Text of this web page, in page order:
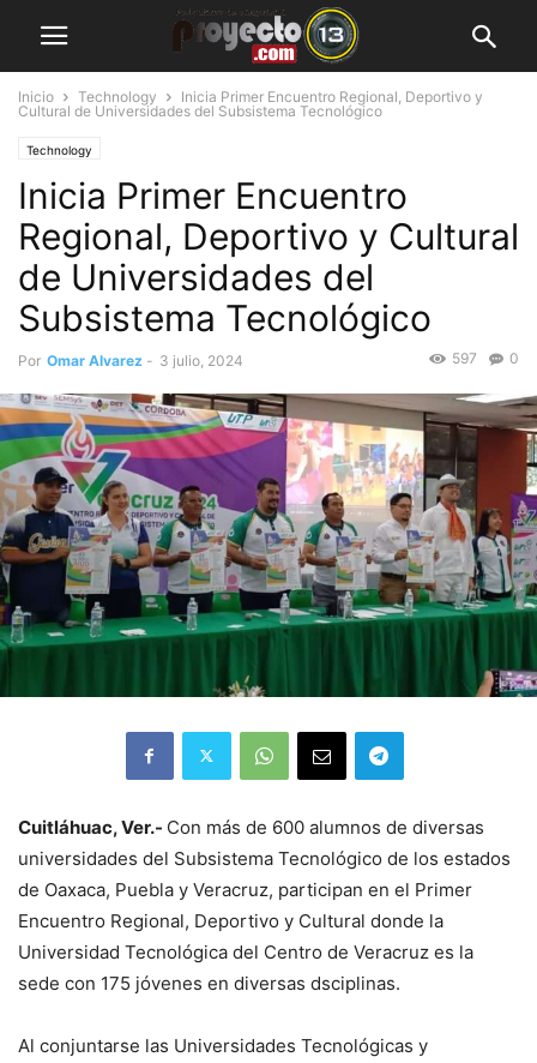
Inicio Technology
Inicia Primer Encuentro Regional, Deportivo y
Cultural de Universidades del Subsistema Tecnológico
Technology
Inicia Primer Encuentro
Regional, Deportivo y Cultural
de Universidades del
Subsistema Tecnológico
Por Omar Alvarez - 3 julio, 2024 0
597
Cuitláhuac, Ver.- Con más de 600 alumnos de diversas
universidades del Subsistema Tecnológico de los estados
de Oaxaca, Puebla y Veracruz, participan en el Primer
Encuentro Regional, Deportivo y Cultural donde la
Universidad Tecnológica del Centro de Veracruz es la
sede con 175 jóvenes en diversas dsciplinas.
Al conjuntarse las Universidades Tecnológicas y